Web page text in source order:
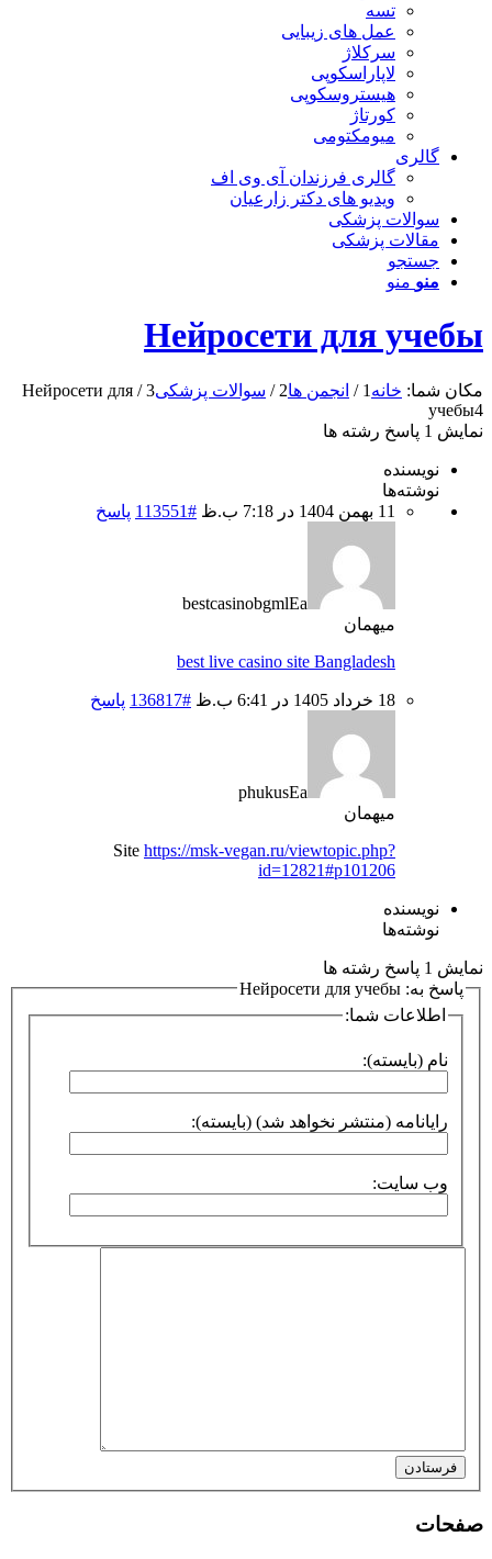
تسه
عمل های زیبایی
سرکلاژ
لاپاراسکوپی
هیستروسکوپی
کورتاژ
میومکتومی
گالری
گالری فرزندان آی وی اف
ویدیو های دکتر زارعیان
سوالات پزشکی
مقالات پزشکی
جستجو
منو منو
Нейросети для учебы
مکان شما: خانه 1
/ انجمن ها2
/ سوالات پزشکی3
/
Нейросети для
учебы4
نمایش 1 پاسخ رشته ها
نویسنده
نوشته‌ها
11 بهمن 1404 در 7:18 ب.ظ
#113551 پاسخ
bestcasinobgmlEa
میهمان
best live casino site Bangladesh
18 خرداد 1405 در 6:41 ب.ظ #136817 پاسخ
phukusEa
میهمان
Site https://msk-vegan.ru/viewtopic.php?
id=12821#p101206
نویسنده
نوشته‌ها
نمایش 1 پاسخ رشته ها
پاسخ به: Нейросети для учебы
اطلاعات شما:
نام (بایسته):
رایانامه (منتشر نخواهد شد) (بایسته):
وب سایت:
فرستادن
صفحات